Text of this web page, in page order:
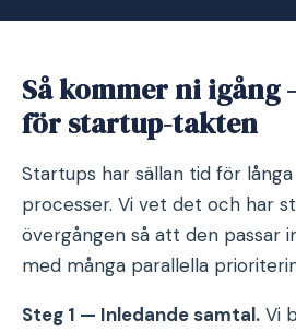
Så kommer ni igång
för startup-takten
Startups har sällan tid för
processer. Vi vet det och har
övergången så att den passar
med många parallella
Steg 1 — Inledande samtal. Vi